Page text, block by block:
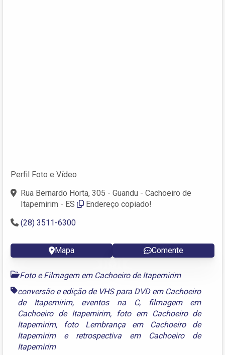
Perfil Foto e Vídeo
Rua Bernardo Horta, 305 - Guandu - Cachoeiro de
Itapemirim - ES
Endereço copiado!
(28) 3511-6300
Mapa Comente
Foto e Filmagem em Cachoeiro de Itapemirim
conversão e edição de VHS para DVD em Cachoeiro
de Itapemirim, eventos na C,
filmagem em
Cachoeiro de Itapemirim,
foto em Cachoeiro de
Itapemirim, foto Lembrança em Cachoeiro de
Itapemirime retrospectiva em Cachoeiro de
Itapemirim